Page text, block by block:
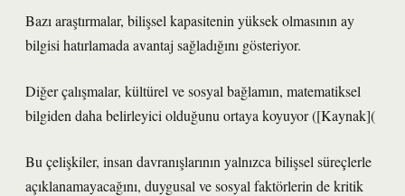
Bazı araştırmalar, bilişsel kapasitenin yüksek olmasının ay
bilgisi hatırlamada avantaj sağladığını gösteriyor.
Diğer çalışmalar, kültürel ve sosyal bağlamın, matematiksel
bilgiden daha belirleyici olduğunu ortaya koyuyor ([Kaynak](
Bu çelişkiler, insan davranışlarının yalnızca bilişsel süreçlerle
açıklanamayacağını, duygusal ve sosyal faktörlerin de kritik